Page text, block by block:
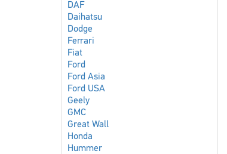
DAF
Daihatsu
Dodge
Ferrari
Fiat
Ford
Ford Asia
Ford USA
Geely
GMC
Great Wall
Honda
Hummer